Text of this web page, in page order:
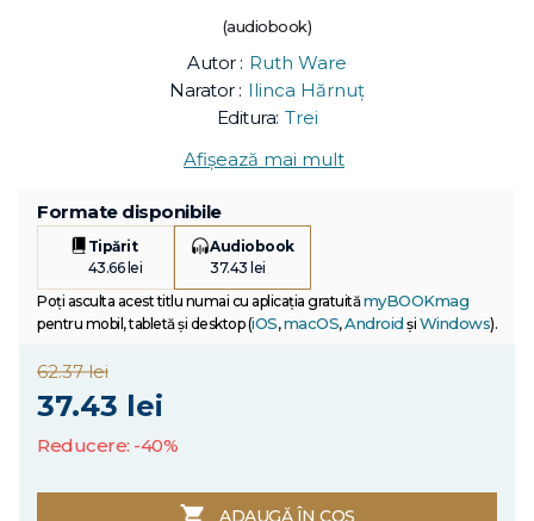
(audiobook)
Autor : Ruth Ware
Narator : Ilinca Hărnuț
Editura: Trei
Afișează mai mult
Formate disponibile
Tipărit
43.66 lei
Audiobook
37.43 lei
Poți asculta acest titlu numai cu aplicația gratuitămyBOOKmag
pentru mobil, tabletă și desktop (iOS,macOS,Android și Windows).
62.37 lei
37.43 lei
Reducere: -40%
ADAUGĂ ÎN COȘ